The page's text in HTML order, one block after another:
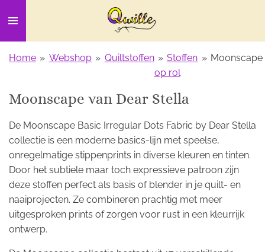
direct
naar
de
Home » Webshop » Quiltstoffen » Stoffen
op rol
» Moonscape
Moonscape van Dear Stella
De Moonscape Basic Irregular Dots Fabric by Dear Stella
collectie is een moderne basics-lijn met speelse,
onregelmatige stippenprints in diverse kleuren en tinten.
Door het subtiele maar toch expressieve patroon zijn
deze stoffen perfect als basis of blender in je quilt- en
naaiprojecten. Ze combineren prachtig met meer
uitgesproken prints of zorgen voor rust in een kleurrijk
ontwerp.